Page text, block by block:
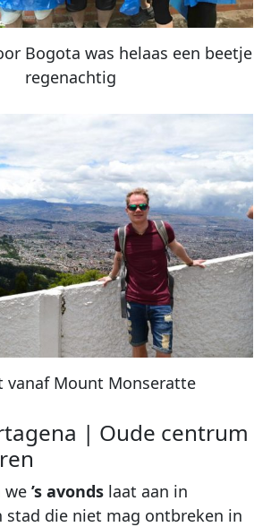
Bogota was helaas een beetje
regenachtig
vanaf Mount Monseratte
| Oude centrum
we ’s avonds laat aan in
stad die niet mag ontbreken in